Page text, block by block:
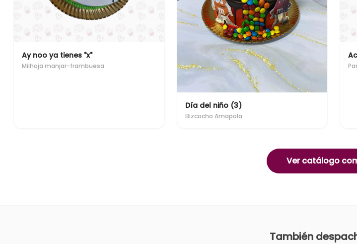
Ay noo ya tienes "x"
Milhoja manjar-frambuesa
Día del niño (3)
Bizcocho Amapola
Ver catálogo
También